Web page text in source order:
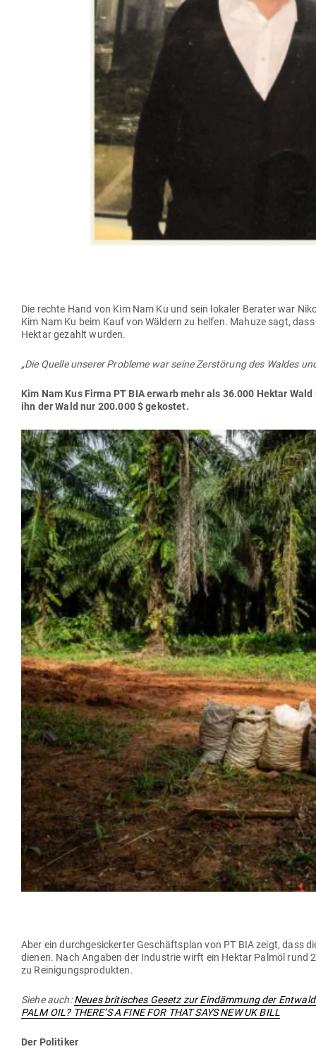
Die rechte Hand von Kim Nam Ku und sein lokaler Berater war
Kim Nam Ku beim Kauf von Wäldern zu helfen. Mahuze sagt,
Hektar gezahlt wurden.
„Die Quelle unserer Pro­bleme war seine Zer­störung des Waldes
Kim Nam Kus Firma PT BIA erwarb mehr als 36.000 Hektar
ihn der Wald nur 200.000 $ gekostet.
Aber ein durch­ge­si­ckerter Geschäftsplan von PT BIA zeigt, dass
dienen. Nach Angaben der Industrie wirft ein Hektar Palmöl rund
zu Reinigungsprodukten.
Siehe auch:Neues bri­ti­sches Gesetz zur Ein­dämmung der
PALM OIL? THERE’S A FINE FOR THAT SAYS NEW UK BILL
Der Poli­tiker